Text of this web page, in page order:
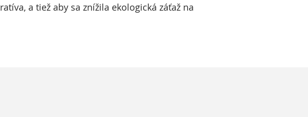
a tiež aby sa znížila ekologická záťaž na